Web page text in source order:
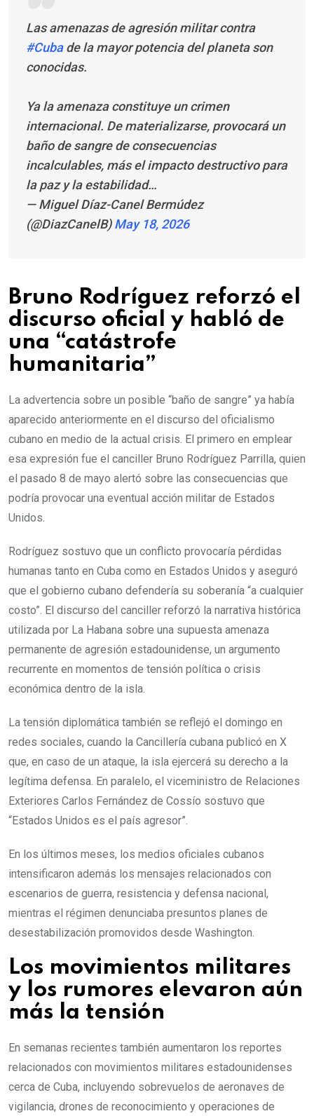
Las amenazas de agresión militar contra
#Cubade la mayor potencia del planeta son
conocidas.
Ya la amenaza constituye un crimen
internacional. De materializarse, provocará un
baño de sangre de consecuencias
incalculables, más el impacto destructivo para
la paz y la estabilidad…
— Miguel Díaz-Canel Bermúdez
(@DiazCanelB)May 18, 2026
Bruno Rodríguez reforzó el
discurso oficial y habló de
una “catástrofe
humanitaria”
La advertencia sobre un posible “baño de sangre” ya había
aparecido anteriormente en el discurso del oficialismo
cubano en medio de la actual crisis. El primero en emplear
esa expresión fue el canciller Bruno Rodríguez Parrilla, quien
el pasado 8 de mayo alertó sobre las consecuencias que
podría provocar una eventual acción militar de Estados
Unidos.
Rodríguez sostuvo que un conflicto provocaría pérdidas
humanas tanto en Cuba como en Estados Unidos y aseguró
que el gobierno cubano defendería su soberanía “a cualquier
costo”. El discurso del canciller reforzó la narrativa histórica
utilizada por La Habana sobre una supuesta amenaza
permanente de agresión estadounidense, un argumento
recurrente en momentos de tensión política o crisis
económica dentro de la isla.
La tensión diplomática también se reflejó el domingo en
redes sociales, cuando la Cancillería cubana publicó en X
que, en caso de un ataque, la isla ejercerá su derecho a la
legítima defensa. En paralelo, el viceministro de Relaciones
Exteriores Carlos Fernández de Cossío sostuvo que
“Estados Unidos es el país agresor”.
En los últimos meses, los medios oficiales cubanos
intensificaron además los mensajes relacionados con
escenarios de guerra, resistencia y defensa nacional,
mientras el régimen denunciaba presuntos planes de
desestabilización promovidos desde Washington.
Los movimientos militares
y los rumores elevaron aún
más la tensión
En semanas recientes también aumentaron los reportes
relacionados con movimientos militares estadounidenses
cerca de Cuba, incluyendo sobrevuelos de aeronaves de
vigilancia, drones de reconocimiento y operaciones de